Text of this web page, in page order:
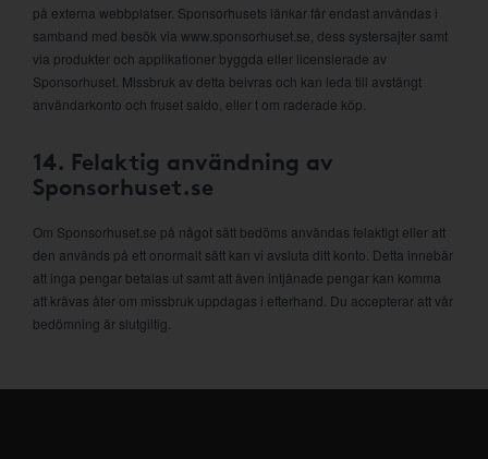
på externa webbplatser. Sponsorhusets länkar får endast användas i
samband med besök via www.sponsorhuset.se, dess systersajter samt
via produkter och applikationer byggda eller licensierade av
Sponsorhuset. Missbruk av detta beivras och kan leda till avstängt
användarkonto och fruset saldo, eller t om raderade köp.
14. Felaktig användning av
Sponsorhuset.se
Om Sponsorhuset.se på något sätt bedöms användas felaktigt eller att
den används på ett onormalt sätt kan vi avsluta ditt konto. Detta innebär
att inga pengar betalas ut samt att även intjänade pengar kan komma
att krävas åter om missbruk uppdagas i efterhand. Du accepterar att vår
bedömning är slutgiltig.